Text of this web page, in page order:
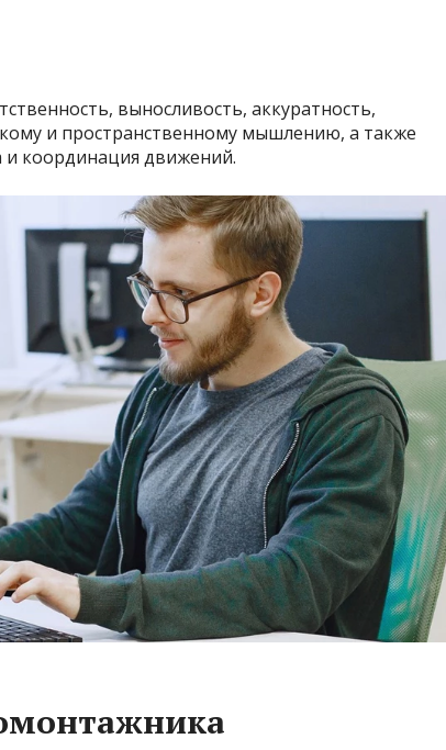
выносливость, аккуратность,
и пространственному мышлению, а также
и координация движений.